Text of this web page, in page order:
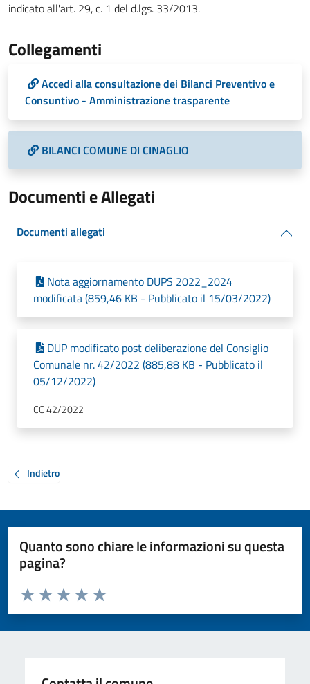
indicato all'art. 29, c. 1 del d.lgs. 33/2013.
Collegamenti
Accedi alla consultazione dei Bilanci Preventivo e
Consuntivo - Amministrazione trasparente
BILANCI COMUNE DI CINAGLIO
Documenti e Allegati
Documenti allegati
Nota aggiornamento DUPS 2022_2024
modificata (859,46 KB - Pubblicato il 15/03/2022)
DUP modificato post deliberazione del Consiglio
Comunale nr. 42/2022 (885,88 KB - Pubblicato il
05/12/2022)
CC 42/2022
Indietro
Quanto sono chiare le informazioni su questa
pagina?
Valuta da 1 a 5 stelle la pagina
Valuta 5 stelle su 5
Valuta 4 stelle su 5
Valuta 3 stelle su 5
Valuta 2 stelle su 5
Valuta 1 stelle su 5